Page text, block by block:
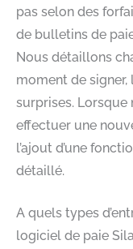
pas selon des
de bulletins de
Nous détaillons
moment de signer,
surprises.
effectuer une
l’ajout d’une
détaillé.
A quels types
logiciel de paie